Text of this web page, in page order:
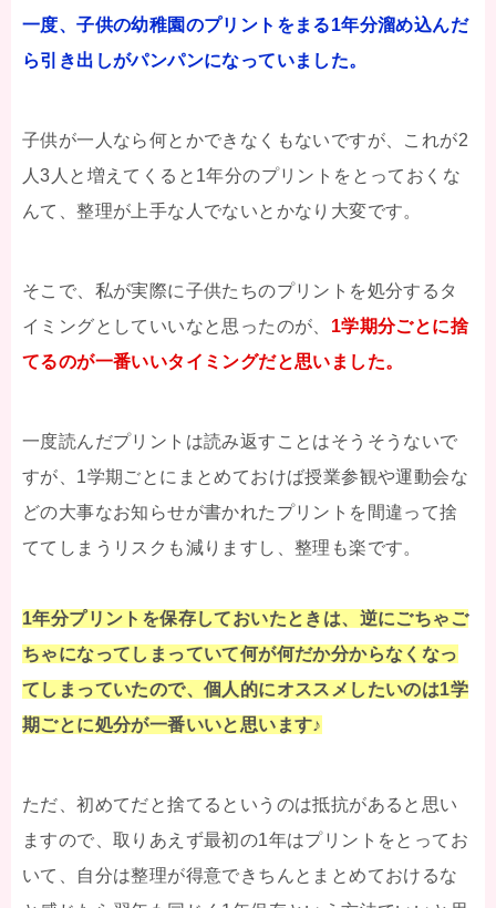
一度、子供の幼稚園のプリントをまる1年分溜め込んだ
ら引き出しがパンパンになっていました。
子供が一人なら何とかできなくもないですが、これが2
人3人と増えてくると1年分のプリントをとっておくな
んて、整理が上手な人でないとかなり大変です。
そこで、私が実際に子供たちのプリントを処分するタ
イミングとしていいなと思ったのが、 1学期分ごとに捨
てるのが一番いいタイミングだと思いました。
一度読んだプリントは読み返すことはそうそうないで
すが、1学期ごとにまとめておけば授業参観や運動会な
どの大事なお知らせが書かれたプリントを間違って捨
ててしまうリスクも減りますし、整理も楽です。
1年分プリントを保存しておいたときは、逆にごちゃご
ちゃになってしまっていて何が何だか分からなくなっ
てしまっていたので、個人的にオススメしたいのは1学
期ごとに処分が一番いいと思います♪
ただ、初めてだと捨てるというのは抵抗があると思い
ますので、取りあえず最初の1年はプリントをとってお
いて、自分は整理が得意できちんとまとめておけるな